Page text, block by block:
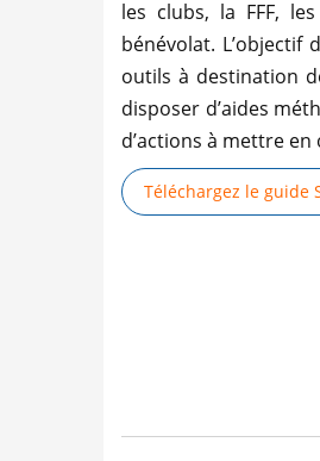
les clubs, la FFF,
bénévolat.
outils à destination
disposer d’aides
d’actions à mettre
Téléchargez le guide